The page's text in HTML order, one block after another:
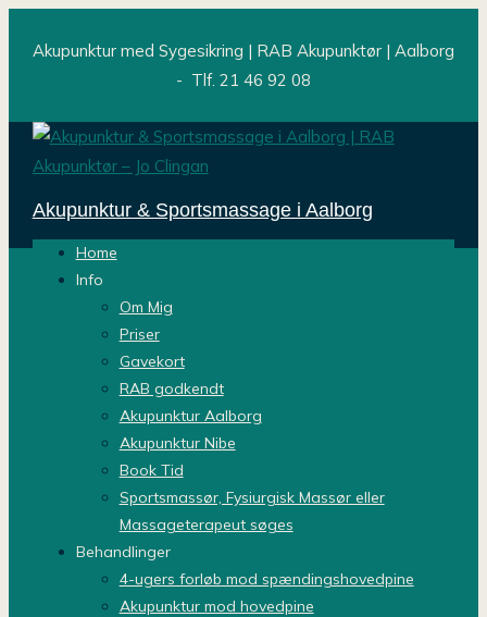
Akupunktur med Sygesikring | RAB Akupunktør | Aalborg
- Tlf. 21 46 92 08
Akupunktur & Sportsmassage i Aalborg
Home
Info
Om Mig
Priser
Gavekort
RAB godkendt
Akupunktur Aalborg
Akupunktur Nibe
Book Tid
Sportsmassør, Fysiurgisk Massør eller
Massageterapeut søges
Behandlinger
4-ugers forløb mod spændingshovedpine
Akupunktur mod hovedpine
Jo Clingan – Massage
& Akupunktur Aalborg
& Nibe
Home
Jo Clingan – Massage & Akupunktur Aalborg &